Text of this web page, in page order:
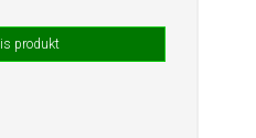
produkt